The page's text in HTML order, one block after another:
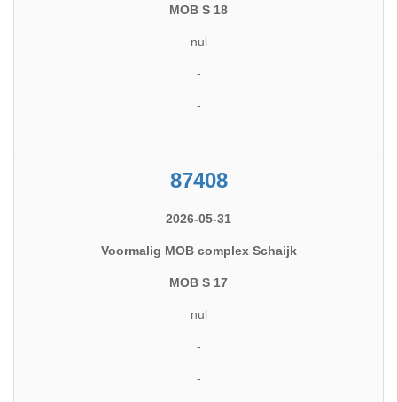
MOB S 18
nul
-
-
87408
2026-05-31
Voormalig MOB complex Schaijk
MOB S 17
nul
-
-